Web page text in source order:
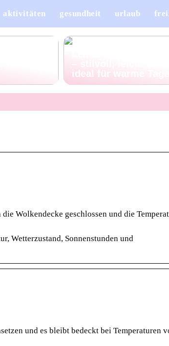
aktivitäten gesundheit urlaub
wie
ideal für warme Tage
Wolkendecke geschlossen und die
Wetterzustand, Sonnenstunden und
und es bleibt bedeckt bei Temperaturen